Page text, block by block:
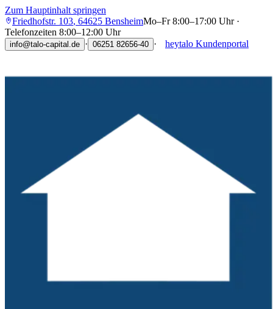
Zum Hauptinhalt springen
Friedhofstr. 103, 64625 BensheimMo–Fr 8:00–17:00 Uhr ·
Telefonzeiten 8:00–12:00 Uhr
info@talo-capital.de · 06251 82656-40 · heytalo Kundenportal